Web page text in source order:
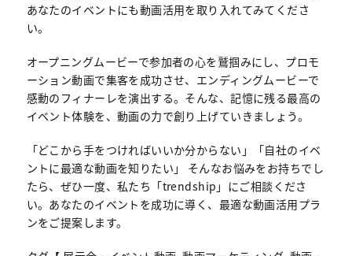
あなたのイベントにも動画活用を取り入れてみてくださ
い。
オープニングムービーで参加者の心を鷲掴みにし、プロモ
ーション動画で集客を成功させ、エンディングムービーで
感動のフィナーレを演出する。そんな、記憶に残る最高の
イベント体験を、動画の力で創り上げていきましょう。
「どこから手をつければいいか分からない」「自社のイベ
ントに最適な動画を知りたい」 そんなお悩みをお持ちでし
たら、ぜひ一度、私たち「trendship」にご相談くださ
い。あなたのイベントを成功に導く、最適な動画活用プラ
ンをご提案します。